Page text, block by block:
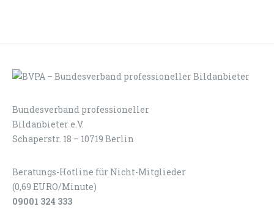
Bundesverband professioneller
Bildanbieter e.V.
Schaperstr. 18 – 10719 Berlin
Beratungs-Hotline für Nicht-Mitglieder
(0,69 EURO/Minute)
09001 324 333